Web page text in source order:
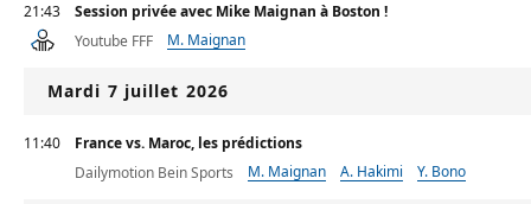
21:43
Session privée avec Mike Maignan à Boston !
Youtube FFF
M. Maignan
Mardi 7 juillet 2026
11:40
France vs. Maroc, les prédictions
Dailymotion Bein Sports
M. Maignan A. Hakimi Y. Bono